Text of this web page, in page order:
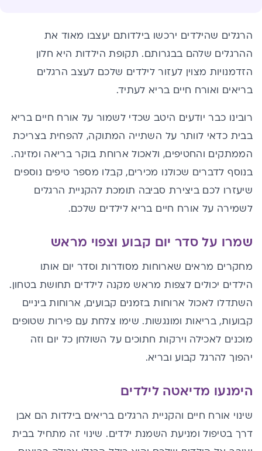
הרגלים שהילדים ירכשו בילדותם יעצבו מאוד את
ההרגלים שלהם בבגרותם. תקופת הילדות היא חלון
הזדמנויות מצוין לעזור לילדים שלכם לעצב הרגלים
בריאים ואורח חיים בריא לעתיד.
רובינו כבר יודעים היטב שכדי לשמור על אורח חיים בריא
בבית כדאי לוותר על השתייה המתוקה, להפחית בצריכת
הממתקים והחטיפים, ולאכול ארוחת בוקר בריאה ומזינה.
בנוסף לדברים שכולנו מכירים, קבלו מספר טיפים נוספים
שיעזרו לכם ביצירת סביבה תומכת להקניית הרגלים
לשמירה על אורח חיים בריא לילדים שלכם.
שמרו על סדר יום קבוע וצפוי מראש
מחקרים מראים שארוחות מסודרות וסדר יום אותו
הילדים יכולים לצפות מראש מקנה לילדים תחושת בטחון.
השתדלו לאכול ארוחות בזמנים קבועים, ארוחות ביניים
קבועות, בריאות ומונגשות. שימו צלחת עם פירות שטופים
מוכנים לאכילה וירקות חתוכים על השולחן כל יום וזה
יהפוך להרגל קבוע ובריא.
הימנעו מדיאטה לילדים
שינוי אורח חיים והקניית הרגלים בריאים בילדות הם אבן
דרך בטיפול ומניעת השמנת ילדים. שינוי זה מתחיל בבית